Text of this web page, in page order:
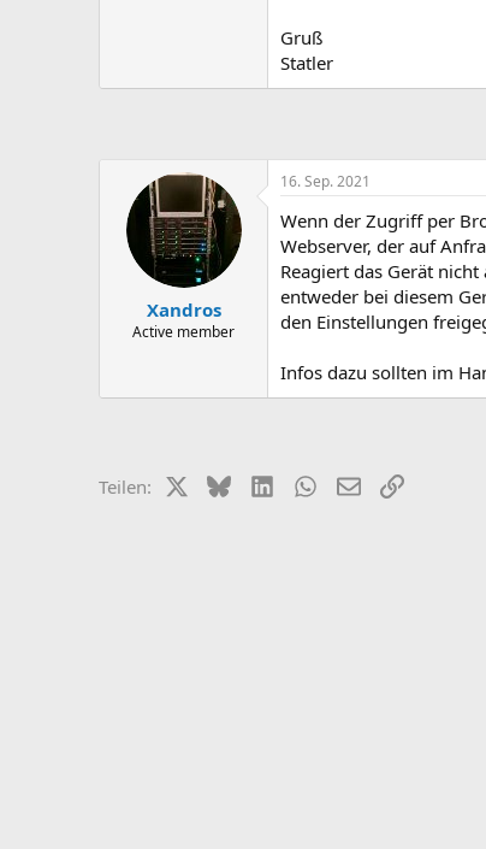
Gruß
Statler
Xandros
Active member
16. Sep. 2021
Wenn der Zugriff per
Webserver, der auf
Reagiert das Gerät
entweder bei diesem
den Einstellungen
Infos dazu sollten im
Teilen: X (Twitter)
BlueskyLinkedInWhatsApp
E-MailLink